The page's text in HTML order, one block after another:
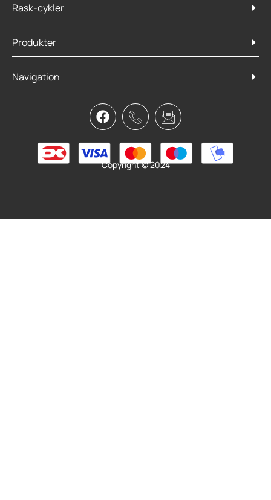
Cykel Garage, sort nylon
449,95 kr.399,00kr.
Læs mere
Rask-cykler
Produkter
Navigation
Copyright © 2024